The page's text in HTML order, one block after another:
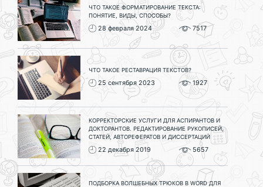
ЧТО ТАКОЕ ФОРМАТИРОВАНИЕ ТЕКСТА:
ПОНЯТИЕ, ВИДЫ, СПОСОБЫ?
28 февраля 2024 7517
ЧТО ТАКОЕ РЕСТАВРАЦИЯ ТЕКСТОВ?
25 сентября 2023 1927
КОРРЕКТОРСКИЕ УСЛУГИ ДЛЯ АСПИРАНТОВ И
ДОКТОРАНТОВ. РЕДАКТИРОВАНИЕ РУКОПИСЕЙ,
СТАТЕЙ, АВТОРЕФЕРАТОВ И ДИССЕРТАЦИЙ
22 декабря 2019 5657
ПОДБОРКА ВОЛШЕБНЫХ ТРЮКОВ В WORD ДЛЯ